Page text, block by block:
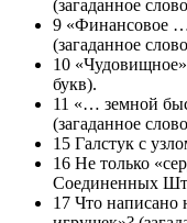
(загаданное
9 «Финансовое …
(загаданное
10 «Чудовищное»
букв).
11 «… земной
(загаданное
15 Галстук с
16 Не только
Соединенных
17 Что написано